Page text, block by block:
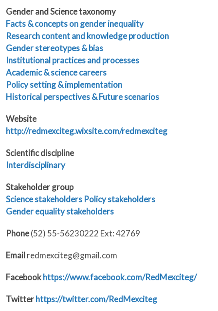
Gender and Science taxonomy
Facts & concepts on gender inequality
Research content and knowledge production
Gender stereotypes & bias
Institutional practices and processes
Academic & science careers
Policy setting & implementation
Historical perspectives & Future scenarios
Website
http://redmexciteg.wixsite.com/redmexciteg
Scientific discipline
Interdisciplinary
Stakeholder group
Science stakeholders Policy stakeholders
Gender equality stakeholders
Phone(52) 55-56230222 Ext: 42769
Email redmexciteg@gmail.com
Facebookhttps://www.facebook.com/RedMexciteg/
Twitterhttps://twitter.com/RedMexciteg